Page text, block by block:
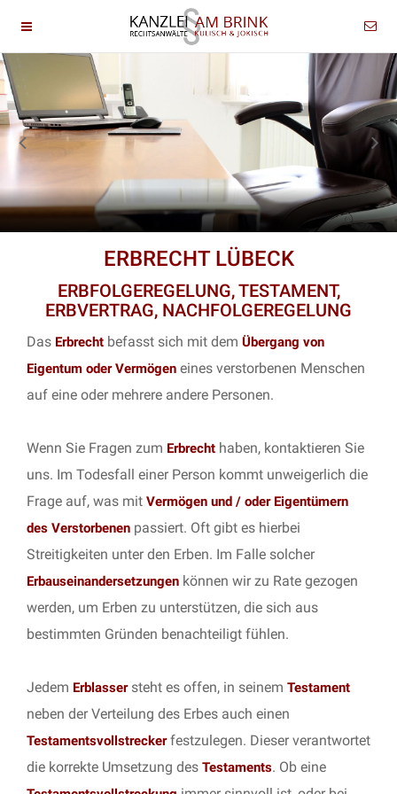
ERBRECHT LÜBECK
ERBFOLGEREGELUNG, TESTAMENT,
ERBVERTRAG, NACHFOLGEREGELUNG
Das Erbrecht befasst sich mit dem Übergang von
Eigentum oder Vermögen eines verstorbenen Menschen
auf eine oder mehrere andere Personen.
Wenn Sie Fragen zum Erbrecht haben, kontaktieren Sie
uns. Im Todesfall einer Person kommt unweigerlich die
Frage auf, was mit Vermögen und / oder Eigentümern
des Verstorbenen passiert. Oft gibt es hierbei
Streitigkeiten unter den Erben. Im Falle solcher
Erbauseinandersetzungen können wir zu Rate gezogen
werden, um Erben zu unterstützen, die sich aus
bestimmten Gründen benachteiligt fühlen.
Jedem Erblassersteht es offen, in seinem Testament
neben der Verteilung des Erbes auch einen
Testamentsvollstreckerfestzulegen. Dieser verantwortet
die korrekte Umsetzung des Testaments. Ob eine